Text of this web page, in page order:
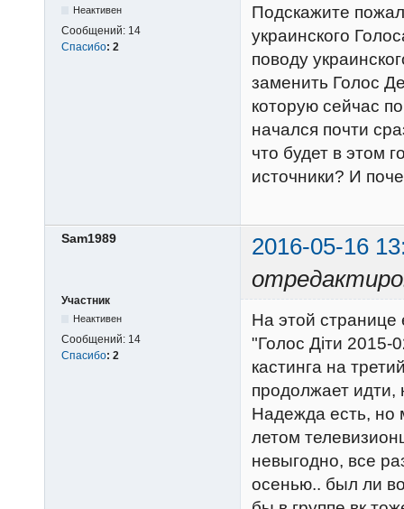
Неактивен
Сообщений: 14
Спасибо: 2
Подскажите
украинского
поводу
заменить Голос
которую сейчас
начался почти
что будет в этом
источники? И
Sam1989
2016-05-16
Участник
Неактивен
Сообщений: 14
Спасибо: 2
На этой странице
"Голос Діти
кастинга на
продолжает идти,
Надежда есть, но
летом
невыгодно, все
осенью.. был ли